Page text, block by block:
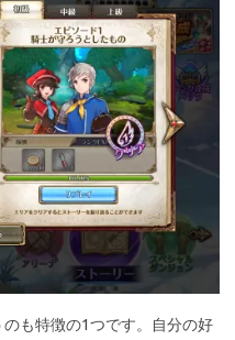
も特徴の1つです。自分の好